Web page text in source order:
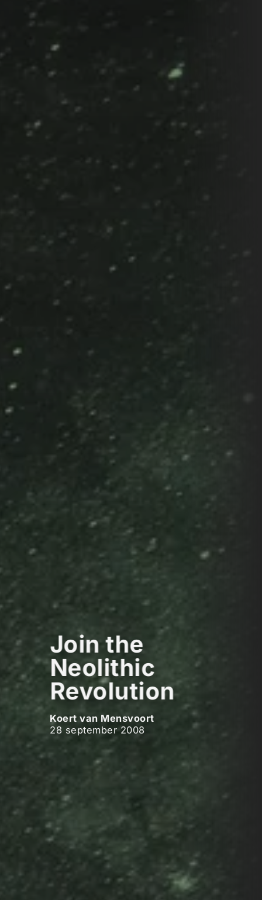
Join the
Neolithic
Revolution
Koert van Mensvoort
28 september 2008